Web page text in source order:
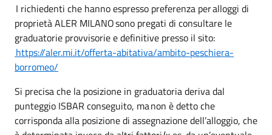
I richiedenti che hanno espresso preferenza per alloggi di
proprietà ALER MILANO sono pregati di consultare le
graduatorie provvisorie e definitive presso il sito:
https://aler.mi.it/offerta-abitativa/ambito-peschiera-
borromeo/
Si precisa che la posizione in graduatoria deriva dal
punteggio ISBAR conseguito, ma non è detto che
corrisponda alla posizione di assegnazione dell’alloggio, che